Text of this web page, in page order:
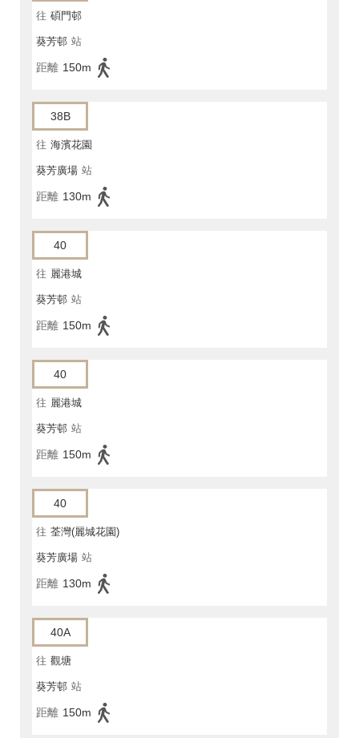
往 碩門邨
葵芳邨 站
距離 150m
38B
往 海濱花園
葵芳廣場 站
距離 130m
40
往 麗港城
葵芳邨 站
距離 150m
40
往 麗港城
葵芳邨 站
距離 150m
40
往 荃灣(麗城花園)
葵芳廣場 站
距離 130m
40A
往 觀塘
葵芳邨 站
距離 150m